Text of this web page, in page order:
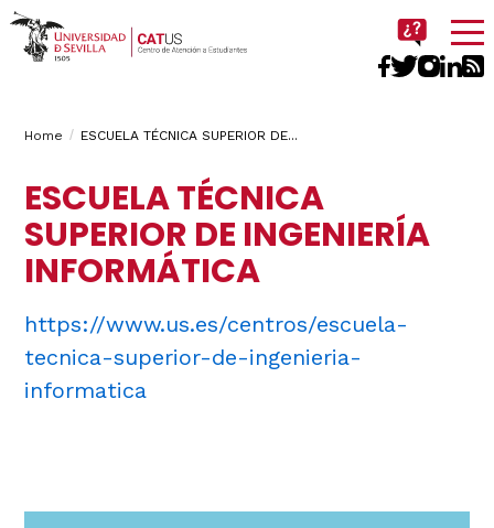
Imagen
Breadcrumbs
You
here:
Home ESCUELA TÉCNICA SUPERIOR DE...
ESCUELA TÉCNICA
SUPERIOR DE INGENIERÍA
INFORMÁTICA
https://www.us.es/centros/escuela-
tecnica-superior-de-ingenieria-
informatica